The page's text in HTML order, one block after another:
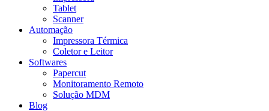
Tablet
Scanner
Automação
Impressora Térmica
Coletor e Leitor
Softwares
Papercut
Monitoramento Remoto
Solução MDM
Blog